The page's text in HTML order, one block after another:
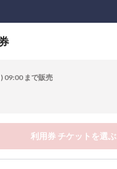
09:00 まで販売
利用券 チケットを選ぶ